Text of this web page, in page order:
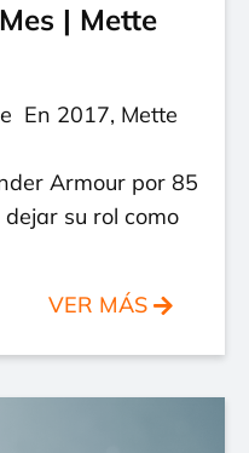
| Mette
En 2017, Mette
Armour por 85
su rol como
VER MÁS